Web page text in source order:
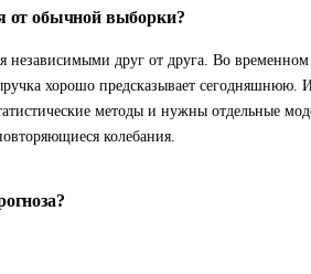
от обычной выборки?
независимыми друг от друга. Во временном
хорошо предсказывает сегодняшнюю.
методы и нужны отдельные
колебания.